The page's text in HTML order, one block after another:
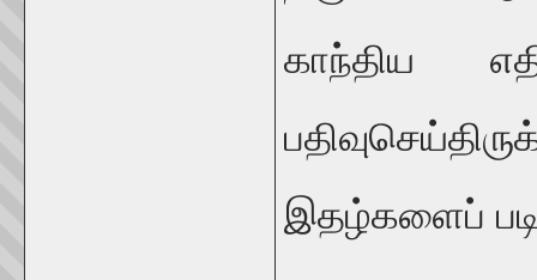
காந்திய
இதழ்களைப்